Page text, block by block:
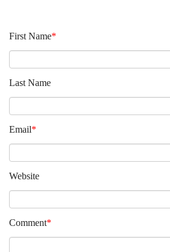
First Name*
Last Name
Email*
Website
Comment*